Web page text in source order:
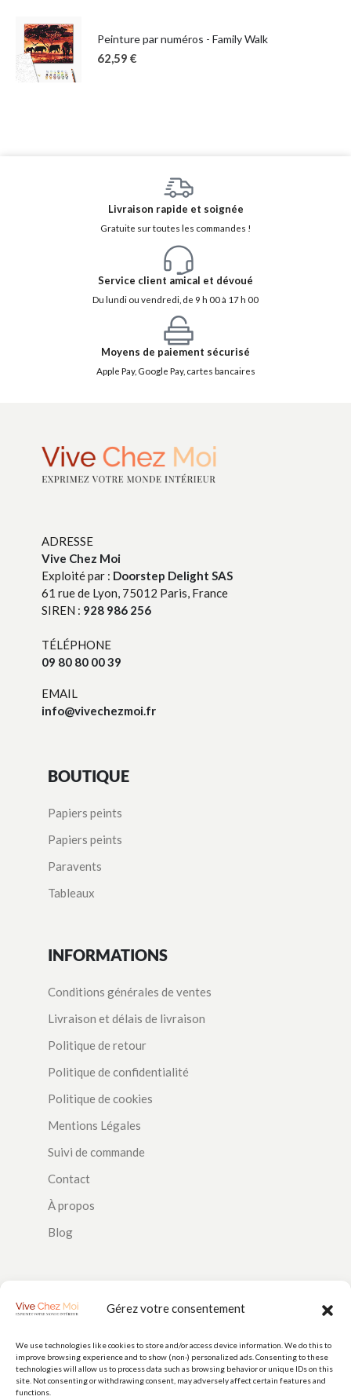
Gérez votre consentement
We use technologies like cookies to store and/or access device information. We do this to
improve browsing experience and to show (non-) personalized ads. Consenting to these
technologies will allow us to process data such as browsing behavior or unique IDs on this
site. Not consenting or withdrawing consent, may adversely affect certain features and
functions.
Peinture par numéros - Family Walk
62,59 €
Livraison rapide et soignée
Gratuite sur toutes les commandes !
Service client amical et dévoué
Du lundi ou vendredi, de 9 h 00 à 17 h 00
Moyens de paiement sécurisé
Apple Pay, Google Pay, cartes bancaires
ADRESSE
Vive Chez Moi
Exploité par : Doorstep Delight SAS
61 rue de Lyon, 75012 Paris, France
SIREN : 928 986 256
TÉLÉPHONE
09 80 80 00 39
EMAIL
info@vivechezmoi.fr
BOUTIQUE
Papiers peints
Papiers peints
Paravents
Tableaux
INFORMATIONS
Conditions générales de ventes
Livraison et délais de livraison
Politique de retour
Politique de confidentialité
Politique de cookies
Mentions Légales
Suivi de commande
Contact
À propos
Blog
PAIEMENTS